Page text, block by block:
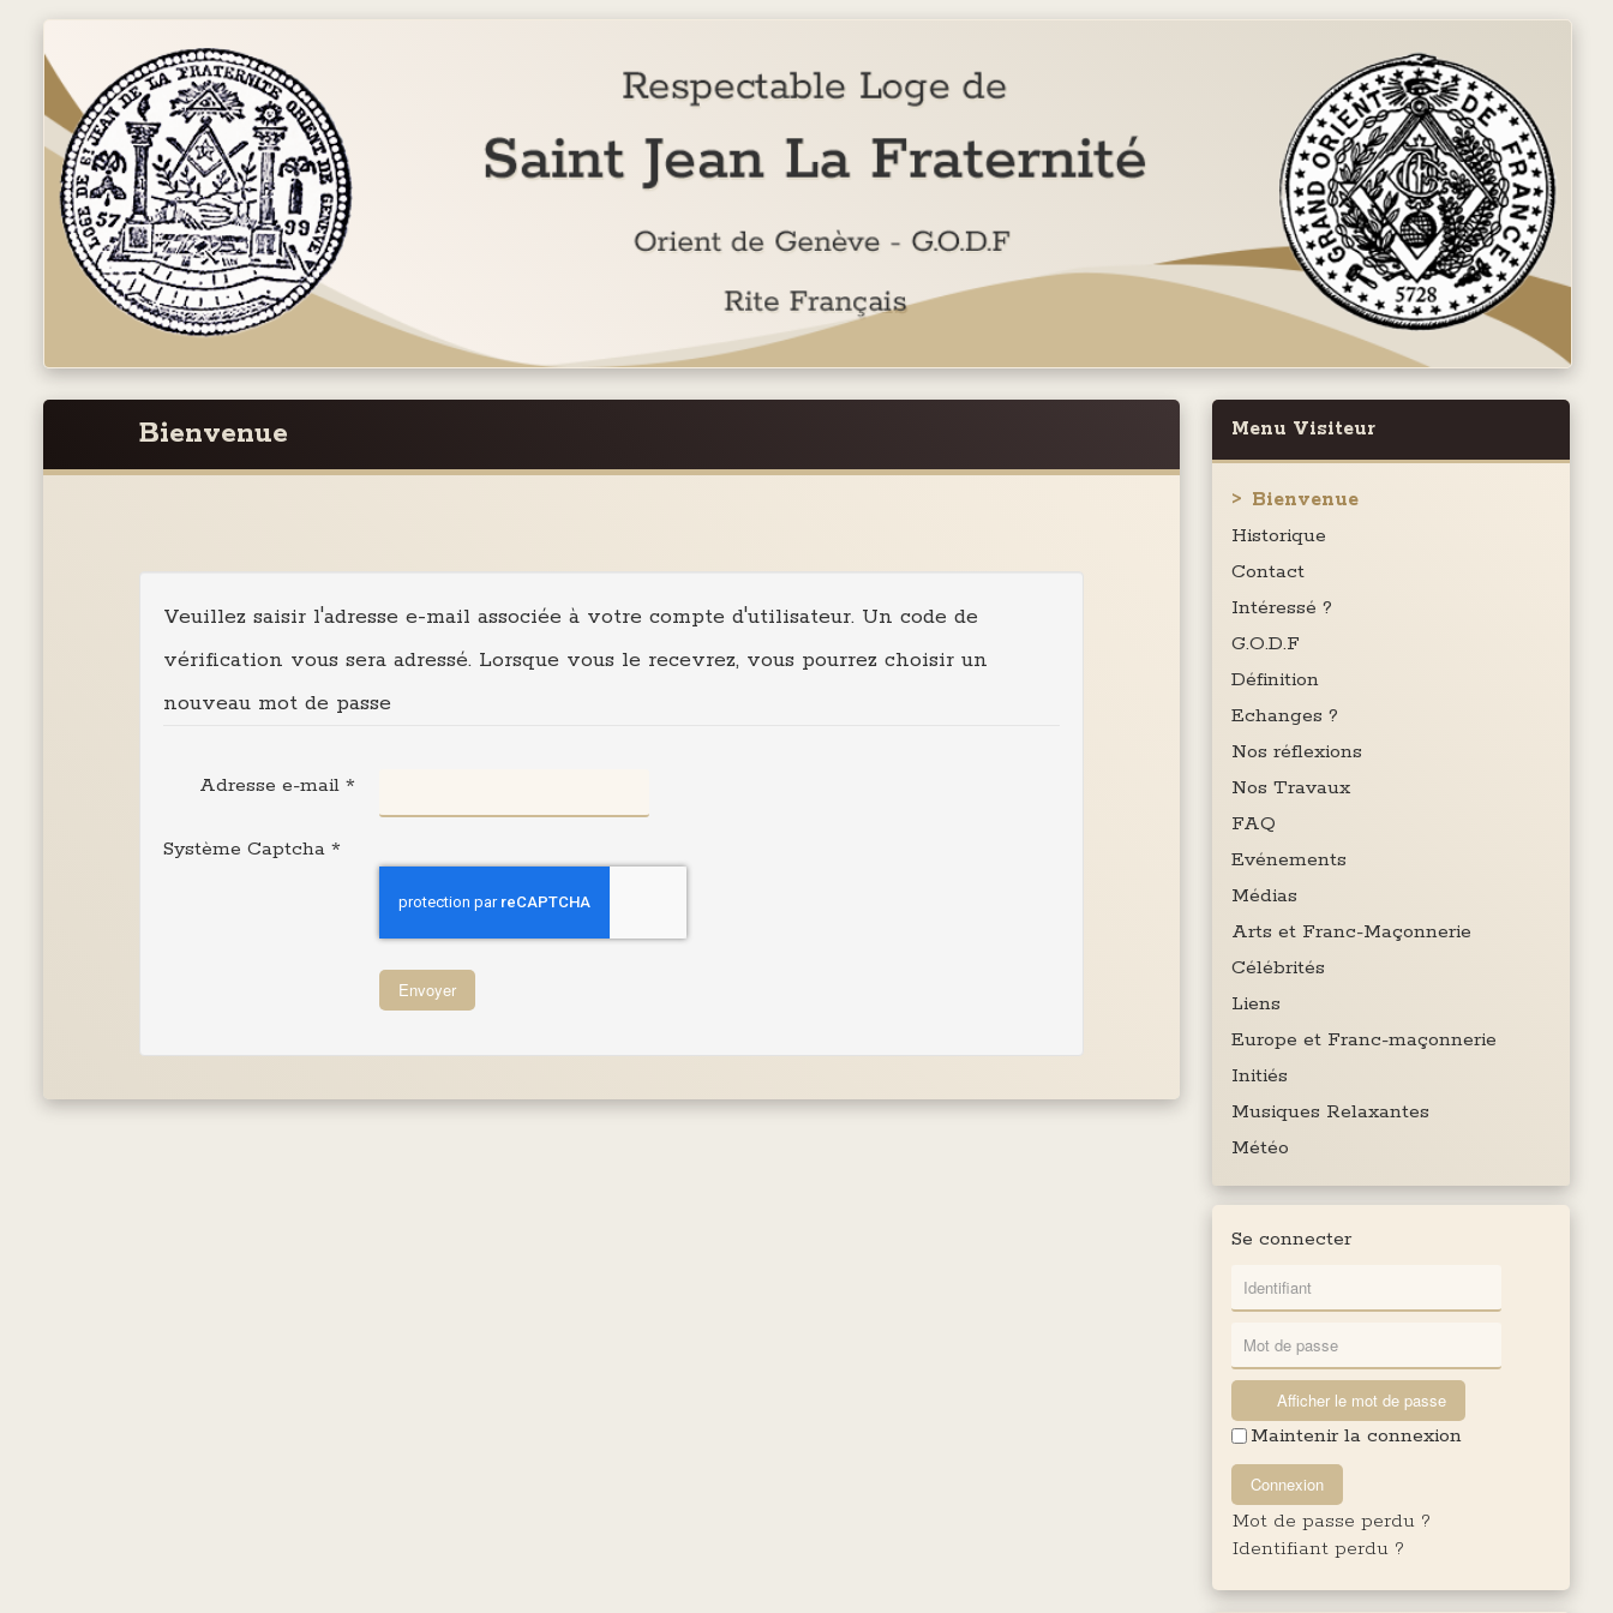
Bienvenue
Veuillez saisir l'adresse e-mail associée à votre compte d'utilisateur. Un code de
vérification vous sera adressé. Lorsque vous le recevrez, vous pourrez choisir un
nouveau mot de passe
Adresse e-mail *
Système Captcha *
Envoyer
Menu Visiteur
Bienvenue
Historique
Contact
Intéressé ?
G.O.D.F
Définition
Echanges ?
Nos réflexions
Nos Travaux
FAQ
Evénements
Médias
Arts et Franc-Maçonnerie
Célébrités
Liens
Europe et Franc-maçonnerie
Initiés
Musiques Relaxantes
Météo
Se connecter
Afficher le mot de passe
Maintenir la connexion
Connexion
Mot de passe perdu ?
Identifiant perdu ?